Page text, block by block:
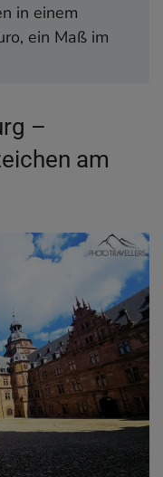
in einem
ein Maß im
–
am